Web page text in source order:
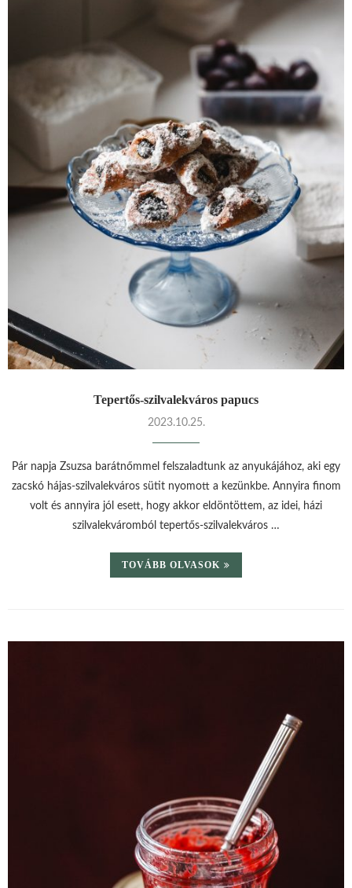
Tepertős-szilvalekváros papucs
2023.10.25.
Pár napja Zsuzsa barátnőmmel felszaladtunk az anyukájához, aki egy
zacskó hájas-szilvalekváros sütit nyomott a kezünkbe. Annyira finom
volt és annyira jól esett, hogy akkor eldöntöttem, az idei, házi
szilvalekváromból tepertős-szilvalekváros …
TOVÁBB OLVASOK